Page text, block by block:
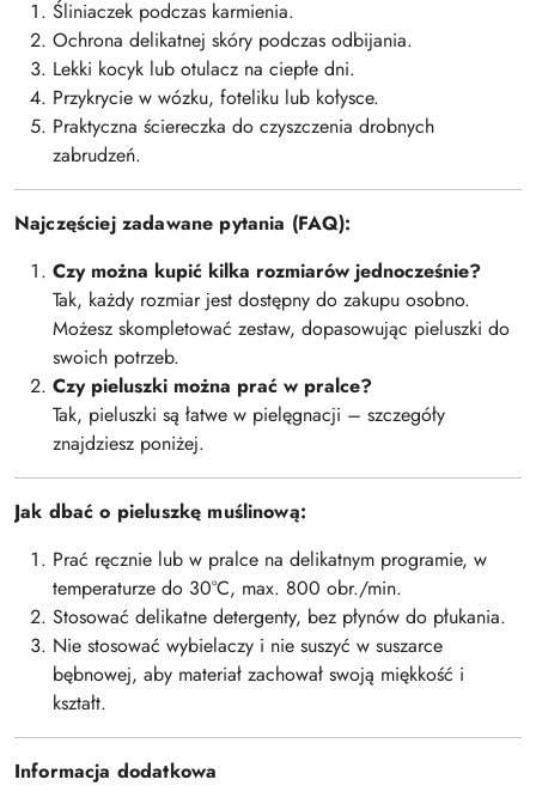
Śliniaczek podczas karmienia.
Ochrona delikatnej skóry podczas odbijania.
Lekki kocyk lub otulacz na ciepłe dni.
Przykrycie w wózku, foteliku lub kołysce.
Praktyczna ściereczka do czyszczenia drobnych
zabrudzeń.
Najczęściej zadawane pytania (FAQ):
Czy można kupić kilka rozmiarów jednocześnie?
Tak, każdy rozmiar jest dostępny do zakupu osobno.
Możesz skompletować zestaw, dopasowując pieluszki do
swoich potrzeb.
Czy pieluszki można prać w pralce?
Tak, pieluszki są łatwe w pielęgnacji – szczegóły
znajdziesz poniżej.
Jak dbać o pieluszkę muślinową:
Prać ręcznie lub w pralce na delikatnym programie, w
temperaturze do 30°C, max. 800 obr./min.
Stosować delikatne detergenty, bez płynów do płukania.
Nie stosować wybielaczy i nie suszyć w suszarce
bębnowej, aby materiał zachował swoją miękkość i
kształt.
Informacja dodatkowa